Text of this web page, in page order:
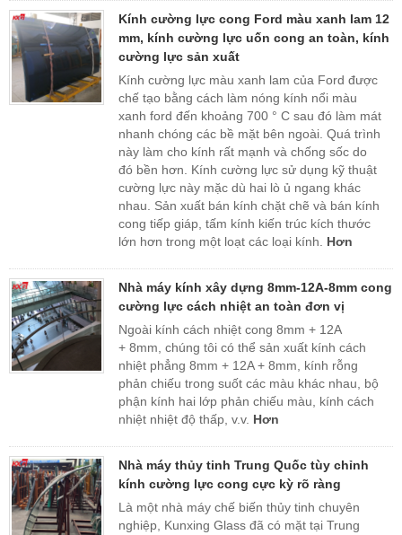
Kính cường lực cong Ford màu xanh lam 12
mm, kính cường lực uốn cong an toàn, kính
cường lực sản xuất
Kính cường lực màu xanh lam của Ford được
chế tạo bằng cách làm nóng kính nổi màu
xanh ford đến khoảng 700 ° C sau đó làm mát
nhanh chóng các bề mặt bên ngoài. Quá trình
này làm cho kính rất mạnh và chống sốc do
đó bền hơn. Kính cường lực sử dụng kỹ thuật
cường lực này mặc dù hai lò ủ ngang khác
nhau. Sản xuất bán kính chặt chẽ và bán kính
cong tiếp giáp, tấm kính kiến ​​trúc kích thước
lớn hơn trong một loạt các loại kính. Hơn
Nhà máy kính xây dựng 8mm-12A-8mm cong
cường lực cách nhiệt an toàn đơn vị
Ngoài kính cách nhiệt cong 8mm + 12A
+ 8mm, chúng tôi có thể sản xuất kính cách
nhiệt phẳng 8mm + 12A + 8mm, kính rỗng
phản chiếu trong suốt các màu khác nhau, bộ
phận kính hai lớp phản chiếu màu, kính cách
nhiệt nhiệt độ thấp, v.v. Hơn
Nhà máy thủy tinh Trung Quốc tùy chỉnh
kính cường lực cong cực kỳ rõ ràng
Là một nhà máy chế biến thủy tinh chuyên
nghiệp, Kunxing Glass đã có mặt tại Trung